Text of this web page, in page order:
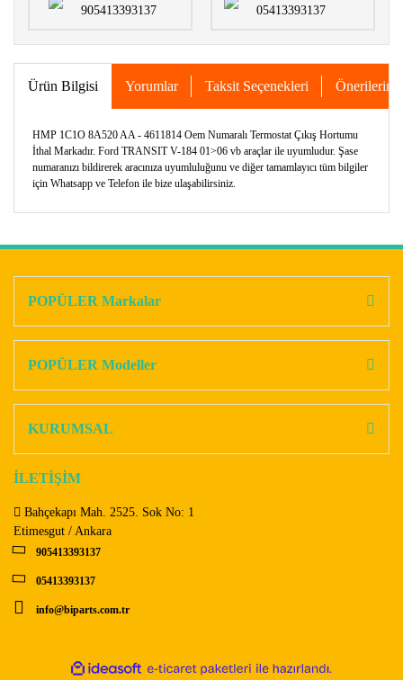
905413393137
05413393137
Ürün Bilgisi Yorumlar Taksit Seçenekleri Önerileriniz
HMP 1C1O 8A520 AA - 4611814 Oem Numaralı Termostat Çıkış Hortumu
İthal Markadır. Ford TRANSIT V-184 01>06 vb araçlar ile uyumludur. Şase
numaranızı bildirerek aracınıza uyumluluğunu ve diğer tamamlayıcı tüm bilgiler
için Whatsapp ve Telefon ile bize ulaşabilirsiniz.
Ürün açıklamasında eksik bilgiler bulunuyor.
Bu ürüne benzer farklı alternatifler olmalı.
POPÜLER Markalar
POPÜLER Modeller
KURUMSAL
İLETİŞİM
Bahçekapı Mah. 2525. Sok No: 1
Etimesgut / Ankara
905413393137
05413393137
info@biparts.com.tr
ideasoft
e-